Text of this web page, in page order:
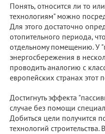
Понять, относится ли то
технологиям" можно
Для этого достаточно
отопительного периода,
отдельному помещению. У
энергосбережения в
проводить аналогию с
европейских странах этот
Достигнуть эффекта
случае без помощи
Добиться цели получится
технологий